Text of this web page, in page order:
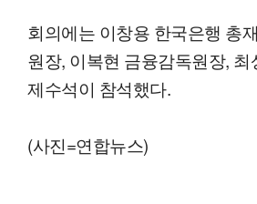
회의에는 이창용 한국은행 총
원장, 이복현 금융감독원장, 최
제수석이 참석했다.
(사진=연합뉴스)